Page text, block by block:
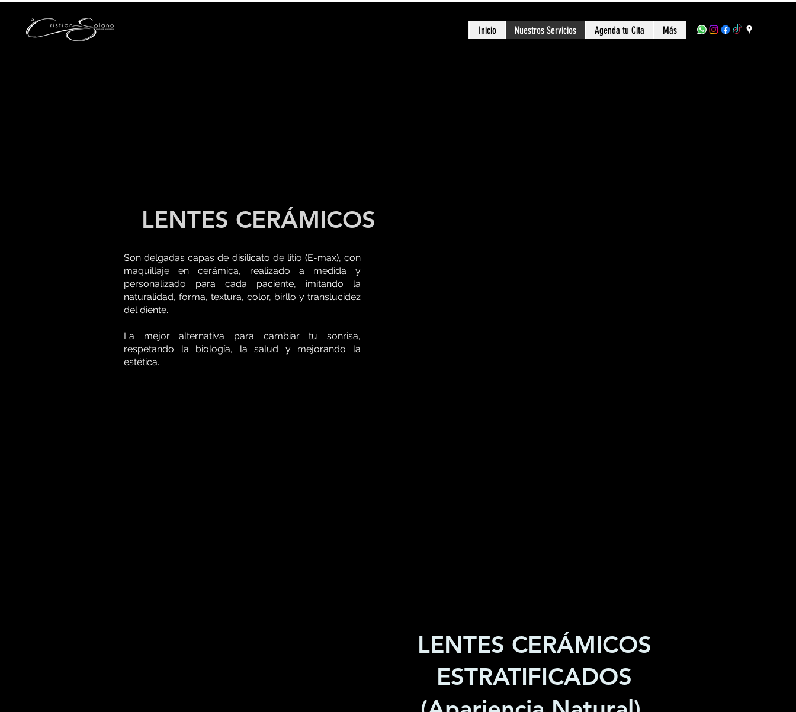
Inicio Nuestros Servicios Agenda tu Cita Más
LENTES CERÁMICOS
Son delgadas capas de disilicato de litio (E-max), con
maquillaje en cerámica, realizado a medida y
personalizado para cada paciente, imitando la
naturalidad, forma, textura, color, birllo y translucidez
del diente.
La mejor alternativa para cambiar tu sonrisa,
respetando la biología, la salud y mejorando la
estética.
LENTES CERÁMICOS
ESTRATIFICADOS